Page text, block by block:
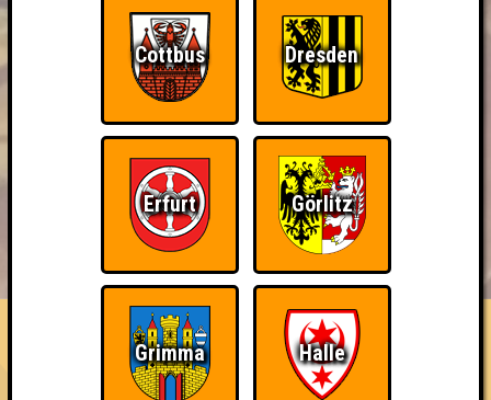
HIGHSCORE RESERVIERUNG
ÜBER UNS
Knapp daneben!
Belege den 2. Platz
Cottbus Dresden
Erfurt Görlitz
Grimma Halle